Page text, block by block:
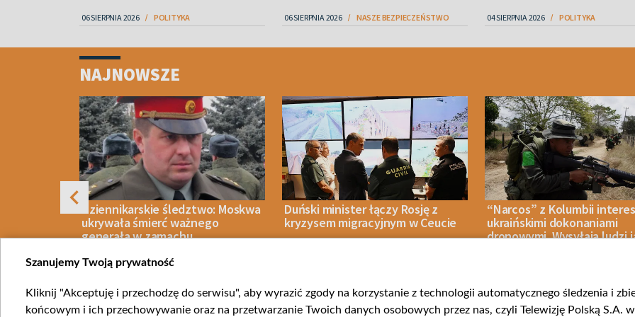
06 SIERPNIA 2026 POLITYKA 06 SIERPNIA 2026 NASZE BEZPIECZEŃSTWO 04 SIERPNIA 2026 POLITYKA
NAJNOWSZE
Dziennikarskie śledztwo: Moskwa
ukrywała śmierć ważnego
generała w zamachu
06 SIERPNIA 2026 WIADOMOŚCI
Duński minister łączy Rosję z
kryzysem migracyjnym w Ceucie
06 SIERPNIA 2026 POLITYKA
“Narcos” z Kolumbii
ukraińskimi dokonaniami
dronowymi. Wysyłają ludzi
06 SIERPNIA 2026 WOJNA
Szanujemy Twoją prywatność
Kliknij "Akceptuję i przechodzę do serwisu", aby wyrazić zgody na korzystanie z technologii automatycznego śledzenia i
końcowym i ich przechowywanie oraz na przetwarzanie Twoich danych osobowych przez nas, czyli Telewizję Polską S.A.